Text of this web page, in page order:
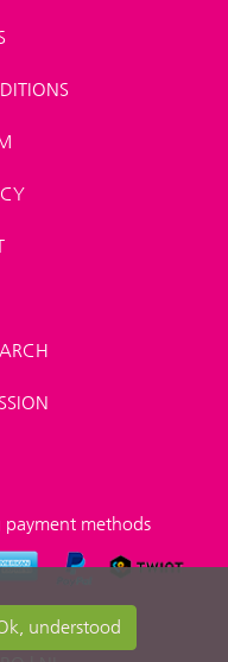
methods
understood